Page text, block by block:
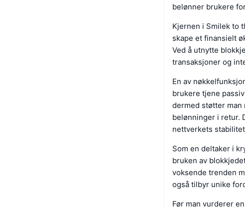
belønner brukere
Kjernen i Smilek to
skape et finansielt
Ved å utnytte
transaksjoner og
En av
brukere tjene
dermed støtter
belønninger i retur.
nettverkets
Som en deltaker i
bruken av
voksende trenden
også tilbyr unike
Før man vurderer